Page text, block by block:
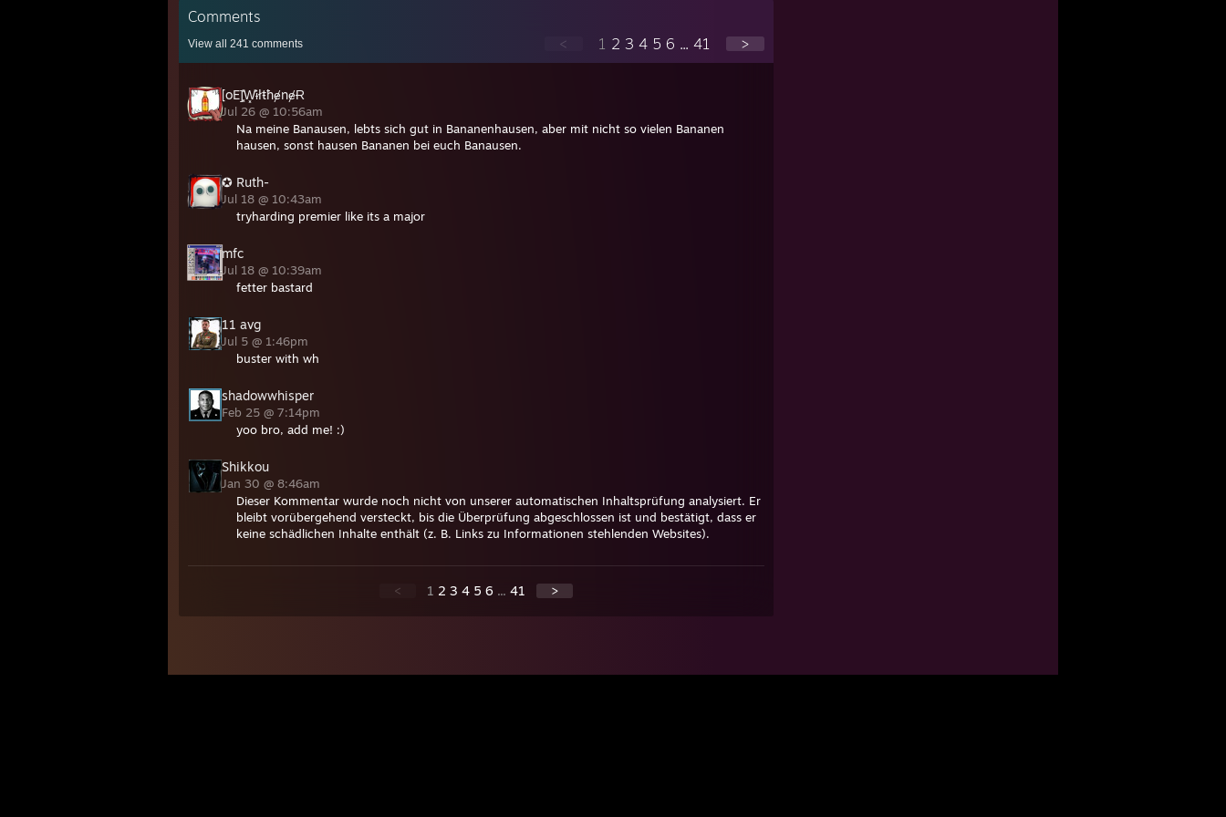
Comments
View all 241 comments < 1 2 3 4 5 6 ... 41 >
[oE]͓̽W͓̽ɨłŧħɇnɇɌ
Jul 26 @ 10:56am
Na meine Banausen, lebts sich gut in Bananenhausen, aber mit nicht so vielen Bananen
hausen, sonst hausen Bananen bei euch Banausen.
✪ Ruth-
Jul 18 @ 10:43am
tryharding premier like its a major
mfc
Jul 18 @ 10:39am
fetter bastard
11 avg
Jul 5 @ 1:46pm
buster with wh
shadowwhisper
Feb 25 @ 7:14pm
yoo bro, add me! :)
Shikkou
Jan 30 @ 8:46am
Dieser Kommentar wurde noch nicht von unserer automatischen Inhaltsprüfung analysiert. Er
bleibt vorübergehend versteckt, bis die Überprüfung abgeschlossen ist und bestätigt, dass er
keine schädlichen Inhalte enthält (z. B. Links zu Informationen stehlenden Websites).
< 1 2 3 4 5 6 ... 41 >